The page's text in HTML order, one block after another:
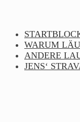
content
WARUM
ANDERE
JENS‘